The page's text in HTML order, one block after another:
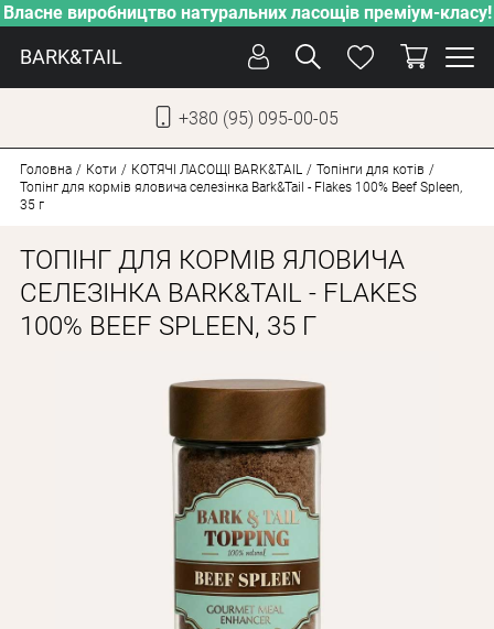
Власне виробництво натуральних ласощів преміум-класу!
BARK&TAIL
+380 (95) 095-00-05
ПІКЛУВАННЯ
ВІД СПЕКИ
ВЛАСНЕ ВИРОБНИЦТВО
НОВИНКИ
ДЛЯ КОТІВ
Оплата і доставка
Програма лояльності
Про Нас
Оптовим клієнтам
Головна Коти КОТЯЧІ ЛАСОЩІ BARK&TAIL
Топінги для котів
Топінг для кормів яловича селезінка Bark&Tail - Flakes 100% Beef Spleen,
35 г
ТОПІНГ ДЛЯ КОРМІВ ЯЛОВИЧА
СЕЛЕЗІНКА BARK&TAIL - FLAKES
100% BEEF SPLEEN, 35 Г